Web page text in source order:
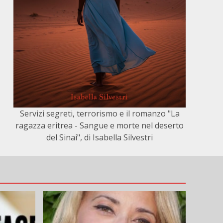
Servizi segreti, terrorismo e il romanzo "La
ragazza eritrea - Sangue e morte nel deserto
del Sinai", di Isabella Silvestri